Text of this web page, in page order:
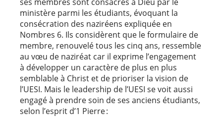
ministère parmi les étudiants, évoquant la
consécration des naziréens expliquée en
Nombres 6. Ils considèrent que le formulaire de
membre, renouvelé tous les cinq ans, ressemble
au vœu de naziréat car il exprime l’engagement
à développer un caractère de plus en plus
semblable à Christ et de prioriser la vision de
l’UESI. Mais le leadership de l’UESI se voit aussi
engagé à prendre soin de ses anciens étudiants,
selon l’esprit d’1 Pierre :